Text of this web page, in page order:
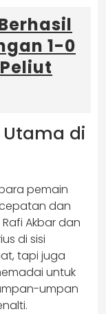
1-0
di
pemain
dan
Akbar dan
di sisi
tapi juga
untuk
umpan